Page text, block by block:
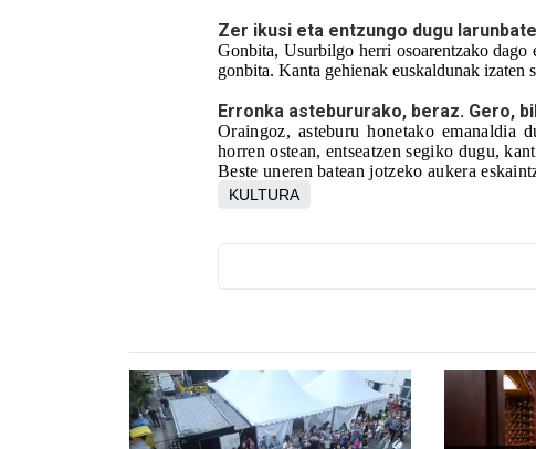
Zer ikusi eta entzungo dugu
Gonbita, Usurbilgo herri osoarentzako
gonbita. Kanta gehienak euskaldunak izaten
Erronka astebururako, beraz. Gero,
Oraingoz, asteburu honetako emanaldia
horren ostean, entseatzen segiko dugu,
Beste uneren batean jotzeko aukera
KULTURA